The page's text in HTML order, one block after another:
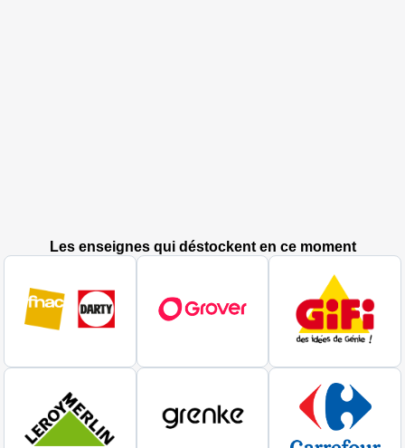
Les enseignes qui déstockent en ce moment